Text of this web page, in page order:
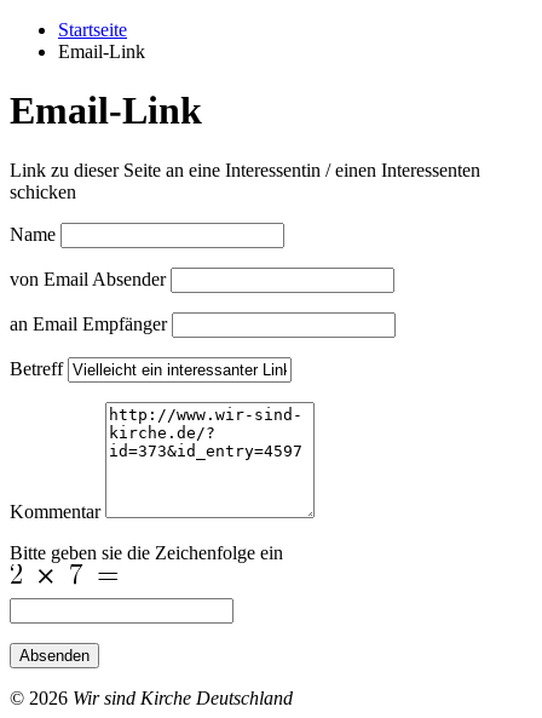
Startseite
Email-Link
Email-Link
Link zu dieser Seite an eine Interessentin / einen Interessenten
schicken
Name
von Email Absender
an Email Empfänger
Betreff
Kommentar
Bitte geben sie die Zeichenfolge ein
Absenden
© 2026 Wir sind Kirche Deutschland